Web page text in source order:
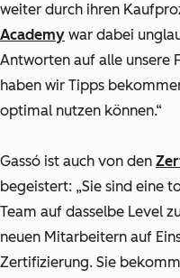
weiter durch ihren
Academy war dabei
Antworten auf alle unsere
haben wir Tipps
optimal nutzen können.“
Gassó ist auch von den
begeistert: „Sie sind eine
Team auf dasselbe Level
neuen Mitarbeitern auf
Zertifizierung. Sie